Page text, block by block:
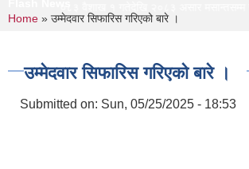
You are here
Home » उम्मेदवार सिफारिस गरिएको बारे ।
उम्मेदवार सिफारिस गरिएको बारे ।
Submitted on: Sun, 05/25/2025 - 18:53